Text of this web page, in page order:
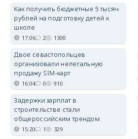
Как получить бюджетные 5 тысяч
рублей на подготовку детей к
школе
17:06 2 1300
Двое севастопольцев
организовали нелегальную
продажу SIM-карт
16:04 0 910
Задержки зарплат в
строительстве стали
общероссийским трендом
15:20 1 329